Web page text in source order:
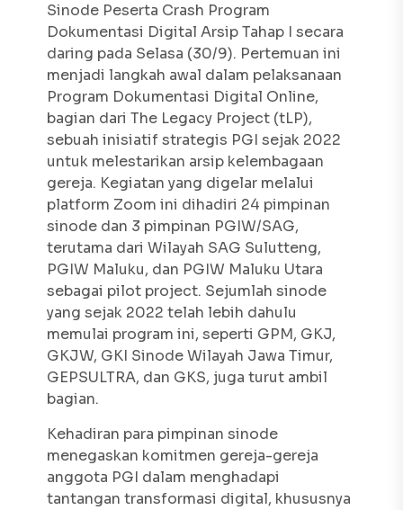
Sinode Peserta Crash Program
Dokumentasi Digital Arsip Tahap I secara
daring pada Selasa (30/9). Pertemuan ini
menjadi langkah awal dalam pelaksanaan
Program Dokumentasi Digital Online,
bagian dariThe Legacy Project (tLP),
sebuah inisiatif strategis PGI sejak 2022
untuk melestarikan arsip kelembagaan
gereja. Kegiatan yang digelar melalui
platform Zoom ini dihadiri 24 pimpinan
sinode dan 3 pimpinan PGIW/SAG,
terutama dari Wilayah SAG Sulutteng,
PGIW Maluku, dan PGIW Maluku Utara
sebagai pilot project. Sejumlah sinode
yang sejak 2022 telah lebih dahulu
memulai program ini, seperti GPM, GKJ,
GKJW, GKI Sinode Wilayah Jawa Timur,
GEPSULTRA, dan GKS, juga turut ambil
bagian.
Kehadiran para pimpinan sinode
menegaskan komitmen gereja-gereja
anggota PGI dalam menghadapi
tantangan transformasi digital, khususnya